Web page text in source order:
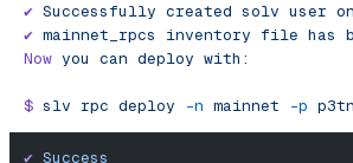
✔ Successfully created solv user on
✔︎ mainnet_rpcs inventory file has
Now you can deploy with:
$ slv rpc deploy -n mainnet -p
✔︎ Success